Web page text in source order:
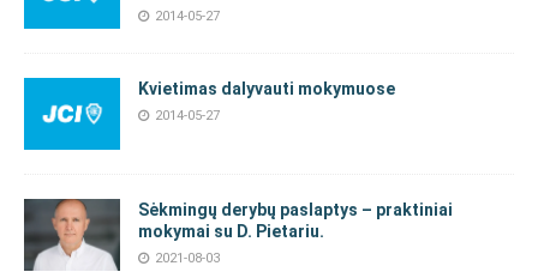
2014-05-27
Kvietimas dalyvauti mokymuose
2014-05-27
Sėkmingų derybų paslaptys – praktiniai
mokymai su D. Pietariu.
2021-08-03